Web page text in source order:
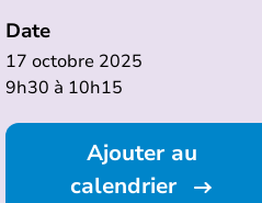
Date
17 octobre 2025
9h30 à 10h15
Ajouter au
calendrier